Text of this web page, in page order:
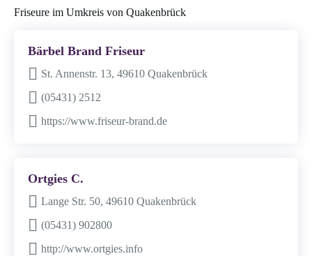
Friseure im Umkreis von Quakenbrück
Bärbel Brand Friseur
St. Annenstr. 13, 49610 Quakenbrück
(05431) 2512
https://www.friseur-brand.de
Ortgies C.
Lange Str. 50, 49610 Quakenbrück
(05431) 902800
http://www.ortgies.info